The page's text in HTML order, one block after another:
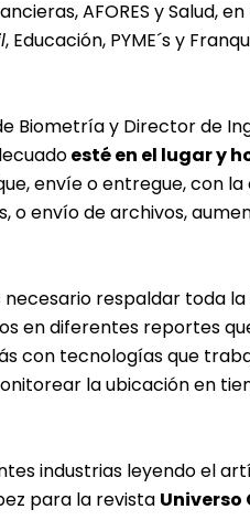
AFORES y Salud,
, Educación, PYME´s y
Biometría y Director de
esté en el lugar y
envíe o entregue, con
o envío de archivos,
respaldar toda
en diferentes reportes
con tecnologías que
la ubicación en
industrias leyendo el
para la revista